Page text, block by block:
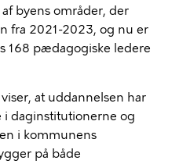
byens områder, der
fra 2021-2023, og nu er
168 pædagogiske ledere
at uddannelsen har
i daginstitutionerne og
i kommunens
på både